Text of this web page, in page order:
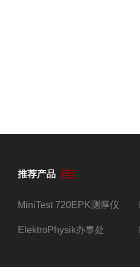
推荐产品
MiniTest 720EPK测厚仪
ElektroPhysik办事处